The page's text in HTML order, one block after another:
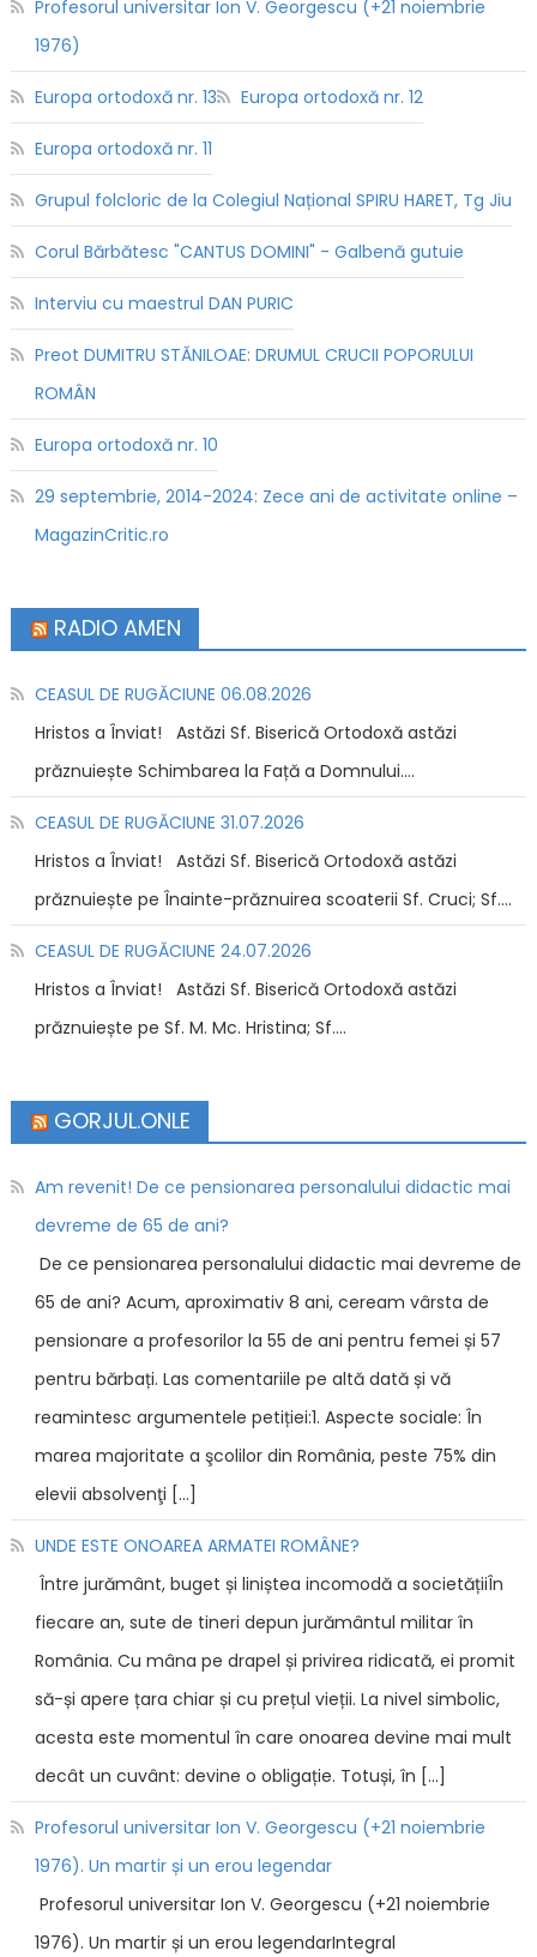
Profesorul universitar Ion V. Georgescu (+21 noiembrie
1976)
Europa ortodoxă nr. 13 Europa ortodoxă nr. 12
Europa ortodoxă nr. 11
Grupul folcloric de la Colegiul Național SPIRU HARET, Tg Jiu
Corul Bărbătesc "CANTUS DOMINI" - Galbenă gutuie
Interviu cu maestrul DAN PURIC
Preot DUMITRU STĂNILOAE: DRUMUL CRUCII POPORULUI
ROMÂN
Europa ortodoxă nr. 10
29 septembrie, 2014-2024: Zece ani de activitate online –
MagazinCritic.ro
RADIO AMEN
CEASUL DE RUGĂCIUNE 06.08.2026
Hristos a Înviat! Astăzi Sf. Biserică Ortodoxă astăzi
prăznuiește Schimbarea la Față a Domnului....
CEASUL DE RUGĂCIUNE 31.07.2026
Hristos a Înviat! Astăzi Sf. Biserică Ortodoxă astăzi
prăznuiește pe Înainte-prăznuirea scoaterii Sf. Cruci; Sf....
CEASUL DE RUGĂCIUNE 24.07.2026
Hristos a Înviat! Astăzi Sf. Biserică Ortodoxă astăzi
prăznuiește pe Sf. M. Mc. Hristina; Sf....
GORJUL.ONLE
Am revenit! De ce pensionarea personalului didactic mai
devreme de 65 de ani?
De ce pensionarea personalului didactic mai devreme de
65 de ani? Acum, aproximativ 8 ani, ceream vârsta de
pensionare a profesorilor la 55 de ani pentru femei și 57
pentru bărbați. Las comentariile pe altă dată și vă
reamintesc argumentele petiției:1. Aspecte sociale: În
marea majoritate a şcolilor din România, peste 75% din
elevii absolvenţi […]
UNDE ESTE ONOAREA ARMATEI ROMÂNE?
Între jurământ, buget și liniștea incomodă a societățiiÎn
fiecare an, sute de tineri depun jurământul militar în
România. Cu mâna pe drapel și privirea ridicată, ei promit
să-și apere țara chiar și cu prețul vieții. La nivel simbolic,
acesta este momentul în care onoarea devine mai mult
decât un cuvânt: devine o obligație. Totuși, în […]
Profesorul universitar Ion V. Georgescu (+21 noiembrie
1976). Un martir și un erou legendar
Profesorul universitar Ion V. Georgescu (+21 noiembrie
1976). Un martir și un erou legendarIntegral